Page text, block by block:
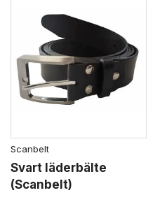
Scanbelt
Svart läderbälte
(Scanbelt)